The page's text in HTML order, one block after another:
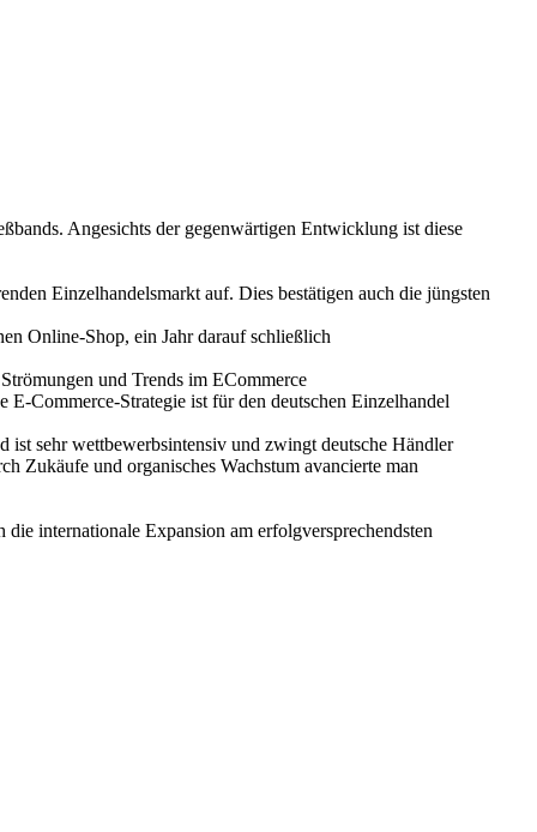
Angesichts der gegenwärtigen Entwicklung ist diese
Einzelhandelsmarkt auf. Dies bestätigen auch die jüngsten
Online-Shop, ein Jahr darauf schließlich
und Trends im ECommerce
Commerce-Strategie ist für den deutschen Einzelhandel
sehr wettbewerbsintensiv und zwingt deutsche Händler
Zukäufe und organisches Wachstum avancierte man
internationale Expansion am erfolgversprechendsten